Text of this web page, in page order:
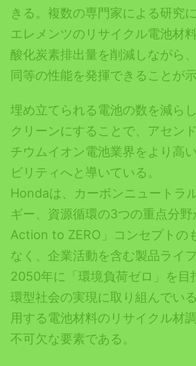
きる。複数の専門家による研究
エレメンツのリサイクル電池材
酸化炭素排出量を削減しながら
同等の性能を発揮できることが
埋め立てられる電池の数を減ら
クリーンにすることで、アセン
チウムイオン電池業界をより高
ビリティへと導いている。
Hondaは、カーボンニュートラ
ギー、資源循環の3つの重点分
Action to ZERO」コンセプトの
なく、企業活動を含む製品ライ
2050年に「環境負荷ゼロ」を目
環型社会の実現に取り組んでい
用する電池材料のリサイクル材
不可欠な要素である。